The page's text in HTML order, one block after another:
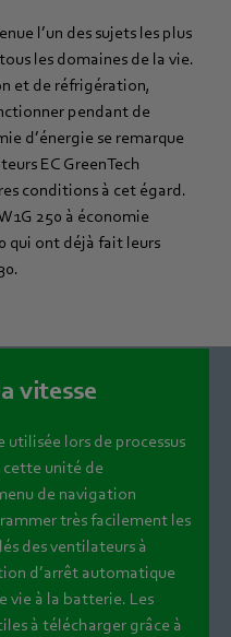
l’un des sujets les plus
les domaines de la vie.
et de réfrigération,
pendant de
d’énergie se remarque
EC GreenTech
conditions à cet égard.
250 à économie
qui ont déjà fait leurs
vitesse
lors de processus
unité de
de navigation
très facilement les
des ventilateurs à
d’arrêt automatique
vie à la batterie. Les
à télécharger grâce à